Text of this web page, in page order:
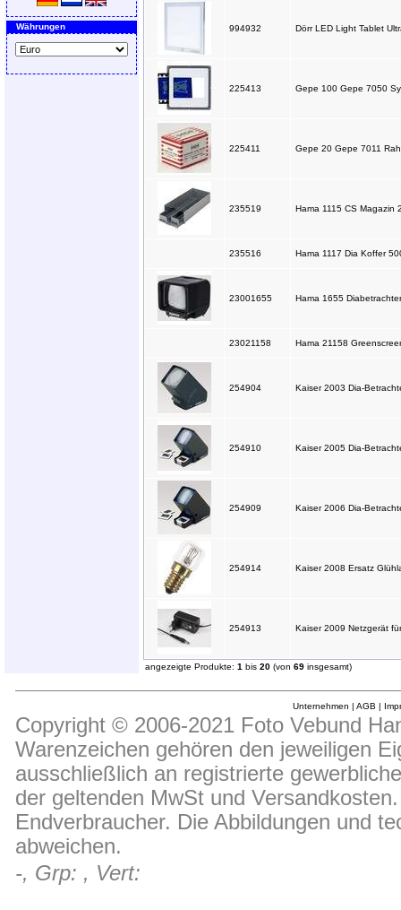
Währungen 994932 Dörr LED Light Tablet
225413 Gepe 100 Gepe 7050
225411 Gepe 20 Gepe 7011
235519 Hama 1115 CS Magazin
235516 Hama 1117 Dia Koffer
23001655 Hama 1655
23021158 Hama 21158
254904 Kaiser 2003 Dia-
254910 Kaiser 2005 Dia-
254909 Kaiser 2006 Dia-
254914 Kaiser 2008 Ersatz
254913 Kaiser 2009 Netzgerät
angezeigte Produkte: 1 bis 20 (von 69 insgesamt)
Unternehmen | AGB |
Copyright © 2006-2021 Foto Vebund
Warenzeichen gehören den jeweiligen
ausschließlich an registrierte
der geltenden MwSt und
Endverbraucher. Die Abbildungen und
abweichen.
-, Grp: , Vert: